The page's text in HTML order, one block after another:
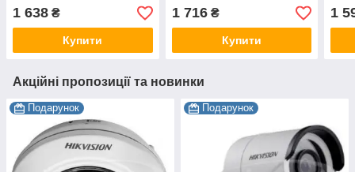
1 638 ₴
Купити
1 716₴
Купити
1
Акційні пропозиції та новинки
Подарунок Подарунок